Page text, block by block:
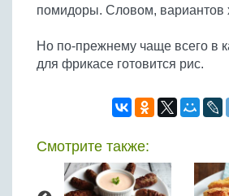
помидоры. Словом, вариантов
Но по-прежнему чаще всего в
для фрикасе готовится рис.
Смотрите также: